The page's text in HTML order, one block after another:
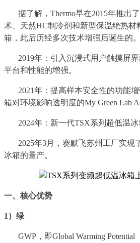
据了解，Thermo早在2015年推出
术、天然HC制冷剂和新型保温绝热材
箱，此后历经多次技术增强后诞生的
2019年：引入沉浸式用户触摸屏界
平台和性能的增强。
2021年：提高样本安全性的功能增
箱对环境影响透明度的My Green Lab
2024年：新一代TSX系列超低温冰
2025年3月，赛默飞苏州工厂实现
冰箱的量产。
一、核心优势
1）绿
GWP，即Global Warming Potential